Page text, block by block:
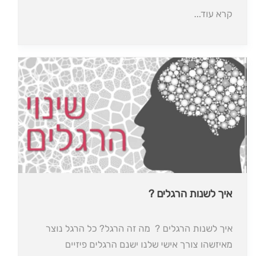
קרא עוד...
איך לשנות הרגלים ?
איך לשנות הרגלים ? ⁦⁩ מה זה הרגל? כל הרגל נוצר
מאיזשהו צורך אישי שלנו ישנם הרגלים פיזיים